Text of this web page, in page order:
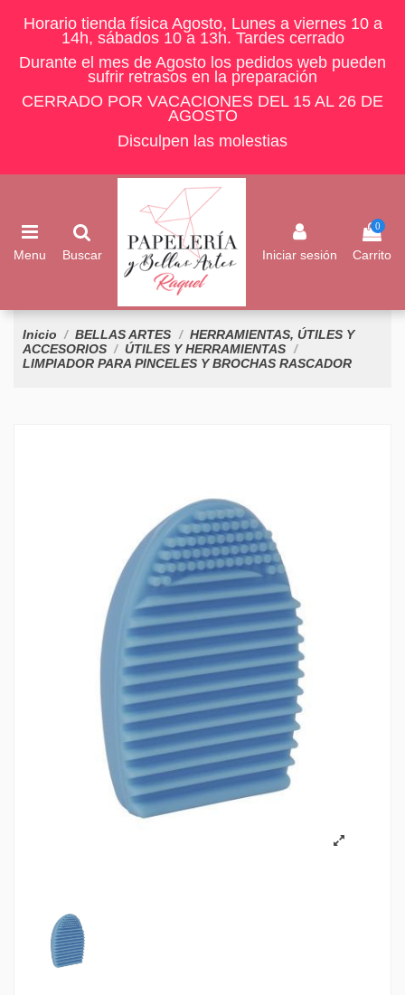
Horario tienda física Agosto, Lunes a viernes 10 a
14h, sábados 10 a 13h. Tardes cerrado
Durante el mes de Agosto los pedidos web pueden
sufrir retrasos en la preparación
CERRADO POR VACACIONES DEL 15 AL 26 DE
AGOSTO
Disculpen las molestias
Menu Buscar Iniciar sesión
0
Carrito
Inicio BELLAS ARTES
HERRAMIENTAS, ÚTILES Y
ACCESORIOS
ÚTILES Y HERRAMIENTAS
LIMPIADOR PARA PINCELES Y BROCHAS RASCADOR